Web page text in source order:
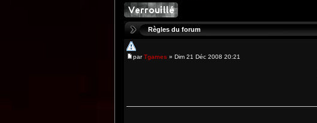
Règles du forum
parTgames » Dim 21 Déc 2008 20:21